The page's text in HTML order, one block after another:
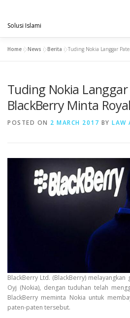
content
Solusi Islami
PROJECT ARTIKEL & BERITA
Home »News »Berita »Tuding Nokia Langgar
Tuding Nokia Langgar
BlackBerry Minta
POSTED ON 2 MARCH 2017 BY LAW
BlackBerry Ltd. (BlackBerry)
Oyj (Nokia), dengan tuduhan telah
BlackBerry meminta Nokia untuk
paten-paten tersebut.